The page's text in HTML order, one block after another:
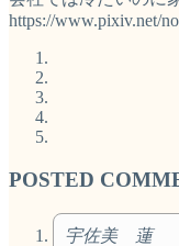
https://www.pixiv.net/
POSTED
宇佐美 蓮